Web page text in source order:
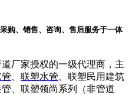
购、销售、咨询、售后服务于一体
厂家授权的一级代理商，主
联塑水管 、联塑民用建筑
、联塑领尚系列（非管道